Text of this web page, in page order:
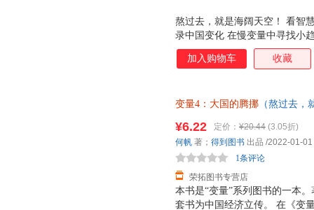
熬过去，就是海阔天空！ 看智
录中国变化 在慢变量中寻找小
公里的中国土地 对个人选择、
让你意想不到的新解法 谁适合
通过本书了解当前经济趋势，
题。 你会得到什么? 1.一份对
下，怎么规划孩子的人生道路?
加入购物车 收藏
变量4：大国的腾挪 （熬过去
套，电子发票！
本书是“变量”系列图书的一本
套书为中国经济立传。 在《变
¥6.22 定价： ¥20.44 (3.05折)
荣拓图书专营店
1条评论
何帆 著； 得到图书 出品 /2022-01-01